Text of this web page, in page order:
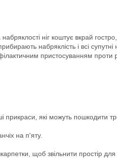
ніг коштує вкрай
набряклість і всі супутні
пристосуванням проти
прикраси, які можуть пошкодити
на п'яту.
щоб звільнити простір для